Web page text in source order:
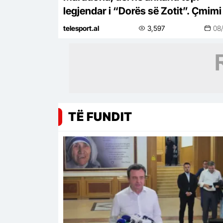
legjendar i “Dorës së Zotit”.
nga 2.5 milionë dollarë
telesport.al 3,597
TË FUNDIT